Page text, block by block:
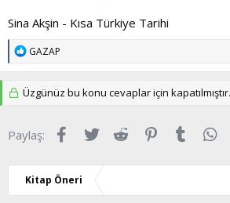
Sina Akşin - Kısa Türkiye Tarihi
T
p
k
i
r
GAZAP
Üzgünüz bu konu cevaplar için
Paylaş: Facebook
Twitter Reddit Pinterest
Tumblr
Kitap Öneri